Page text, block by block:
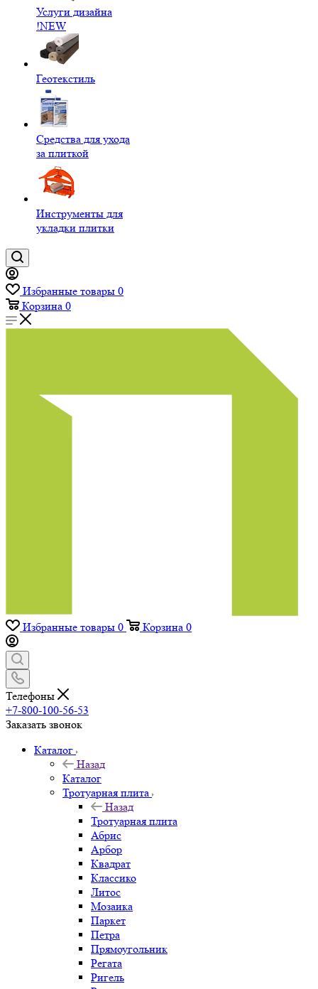
Услуги дизайна
!NEW
Геотекстиль
Средства для ухода
за плиткой
Инструменты для
укладки плитки
Избранные товары 0
Корзина 0
Избранные товары 0 Корзина 0
Телефоны
+7-800-100-56-53
Заказать звонок
Каталог
Назад
Каталог
Тротуарная плита
Назад
Тротуарная плита
Абрис
Арбор
Квадрат
Классико
Литос
Мозаика
Паркет
Петра
Прямоугольник
Регата
Ригель